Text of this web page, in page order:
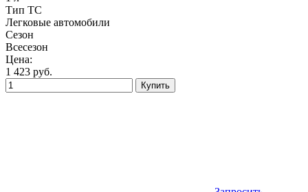
Тип ТС
Легковые автомобили
Сезон
Всесезон
Цена:
1 423 руб.
Купить